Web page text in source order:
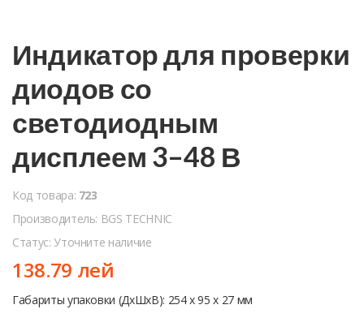
Индикатор для проверки
диодов со
светодиодным
дисплеем 3–48 В
Код товара: 723
Производитель: BGS TECHNIC
Статус: Уточните наличие
138.79 лей
Габариты упаковки (ДхШхВ): 254 x 95 x 27 мм